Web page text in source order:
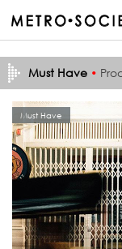
Must Have •
Must Have